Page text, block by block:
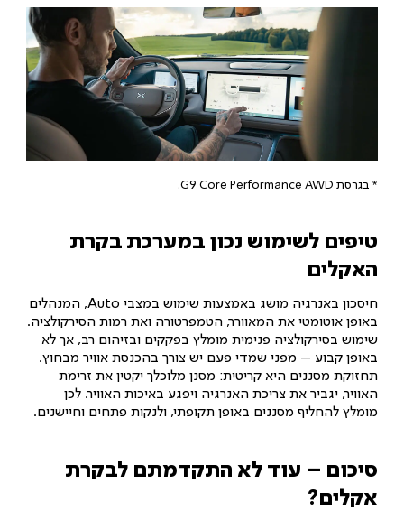
* בגרסת G9 Core Performance AWD.
טיפים לשימוש נכון במערכת בקרת
האקלים
חיסכון באנרגיה מושג באמצעות שימוש במצבי Auto, המנהלים
באופן אוטומטי את המאוורר, הטמפרטורה ואת רמות הסירקולציה.
שימוש בסירקולציה פנימית מומלץ בפקקים ובזיהום רב, אך לא
באופן קבוע – מפני שמדי פעם יש צורך בהכנסת אוויר מבחוץ.
תחזוקת מסננים היא קריטית: מסנן מלוכלך יקטין את זרימת
האוויר, יגביר את צריכת האנרגיה ויפגע באיכות האוויר. לכן
מומלץ להחליף מסננים באופן תקופתי, ולנקות פתחים וחיישנים.
סיכום – עוד לא התקדמתם לבקרת
אקלים?